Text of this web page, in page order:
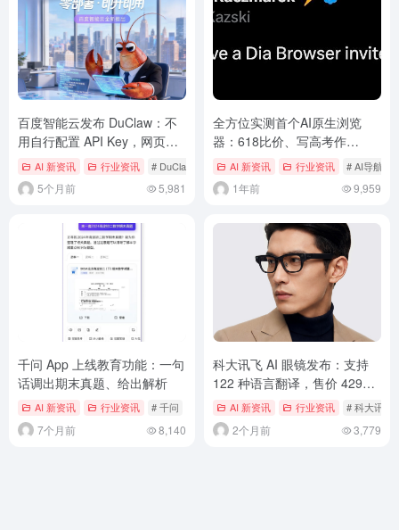
百度智能云发布 DuClaw：不
用自行配置 API Key，网页端
直接开用 OpenClaw“龙虾”
AI 新资讯 行业资讯 # DuClaw # OpenClaw # 百度智能云
5个月前 5,981
全方位实测首个AI原生浏览
器：618比价、写高考作
文……网友：再见Chrome
AI 新资讯 行业资讯 # AI导航
1年前 9,959
千问 App 上线教育功能：一句
话调出期末真题、给出解析
AI 新资讯 行业资讯 # 千问 # 千问App
7个月前 8,140
科大讯飞 AI 眼镜发布：支持
122 种语言翻译，售价 4299
元 AI 新资讯 行业资讯 # 科大讯飞
2个月前 3,779